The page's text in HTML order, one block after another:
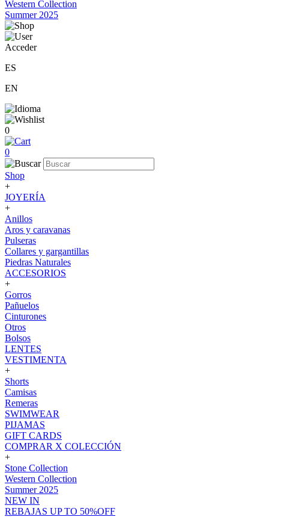
Western Collection
Summer 2025
Acceder
ES
EN
0
0
Shop
+
JOYERÍA
+
Anillos
Aros y caravanas
Pulseras
Collares y gargantillas
Piedras Naturales
ACCESORIOS
+
Gorros
Pañuelos
Cinturones
Otros
Bolsos
LENTES
VESTIMENTA
+
Shorts
Camisas
Remeras
SWIMWEAR
PIJAMAS
GIFT CARDS
COMPRAR X COLECCIÓN
+
Stone Collection
Western Collection
Summer 2025
NEW IN
REBAJAS UP TO 50%OFF